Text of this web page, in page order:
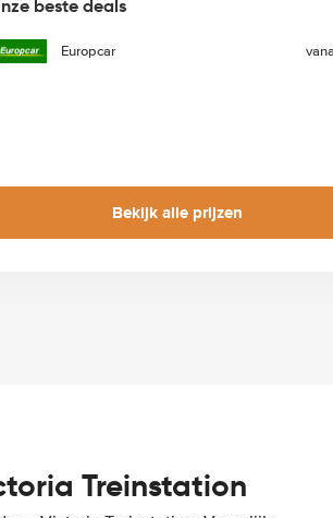
beste deals
Europcar
Bekijk alle prijzen
Treinstation